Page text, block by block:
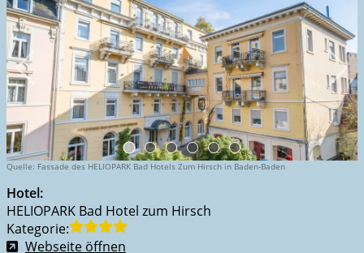
Quelle: Fassade des HELIOPARK Bad Hotels Zum Hirsch in Baden-Baden
Hotel:
HELIOPARK Bad Hotel zum Hirsch
Kategorie:
Webseite öffnen